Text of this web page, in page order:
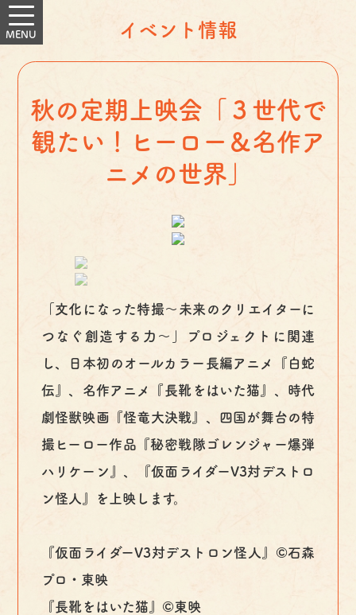
イベント情報
秋の定期上映会「３世代で
観たい！ヒーロー＆名作ア
ニメの世界」
「文化になった特撮～未来のクリエイターに
つなぐ創造する力～」プロジェクトに関連
し、日本初のオールカラー長編アニメ『白蛇
伝』、名作アニメ『長靴をはいた猫』、時代
劇怪獣映画『怪竜大決戦』、四国が舞台の特
撮ヒーロー作品『秘密戦隊ゴレンジャー爆弾
ハリケーン』、『仮面ライダーV3対デストロ
ン怪人』を上映します。
『仮面ライダーV3対デストロン怪人』©石森
プロ・東映
『長靴をはいた猫』©東映